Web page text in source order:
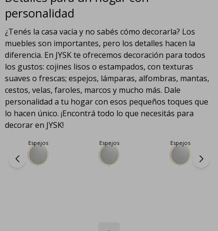
personalidad
¿Tenés la casa vacía y no sabés cómo decorarla? Los
muebles son importantes, pero los detalles hacen la
diferencia. En JYSK te ofrecemos decoración para todos
los gustos: cojines lisos o estampados, con texturas
suaves o frescas; espejos, lámparas, alfombras, mantas,
cestos, velas, faroles, marcos y mucho más. Dale
personalidad a tu hogar con esos pequeños toques que
lo hacen único. ¡Encontrá todo lo que necesitás para
decorar en JYSK!
Espejos Espejos Espejos